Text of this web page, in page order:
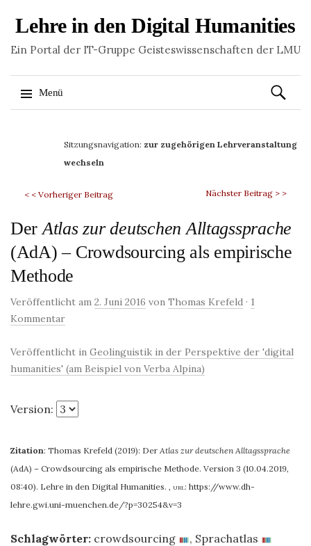
Lehre in den Digital Humanities
Ein Portal der IT-Gruppe Geisteswissenschaften der LMU
Menü
Suchen
nach:
Sitzungsnavigation: zur zugehörigen Lehrveranstaltung
wechseln
< < Vorheriger Beitrag Nächster Beitrag > >
DerAtlas zur deutschen Alltagssprache
(AdA) – Crowdsourcing als empirische
Methode
Veröffentlicht am 2. Juni 2016 von Thomas Krefeld · 1
Kommentar
Veröffentlicht in Geolinguistik in der Perspektive der 'digital
humanities' (am Beispiel von Verba Alpina)
Version:
Zitation: Thomas Krefeld (2019): Der Atlas zur deutschen Alltagssprache
(AdA) – Crowdsourcing als empirische Methode. Version 3 (10.04.2019,
08:40). Lehre in den Digital Humanities. , url: https://www.dh-
lehre.gwi.uni-muenchen.de/?p=30254&v=3
Schlagwörter: crowdsourcing , Sprachatlas